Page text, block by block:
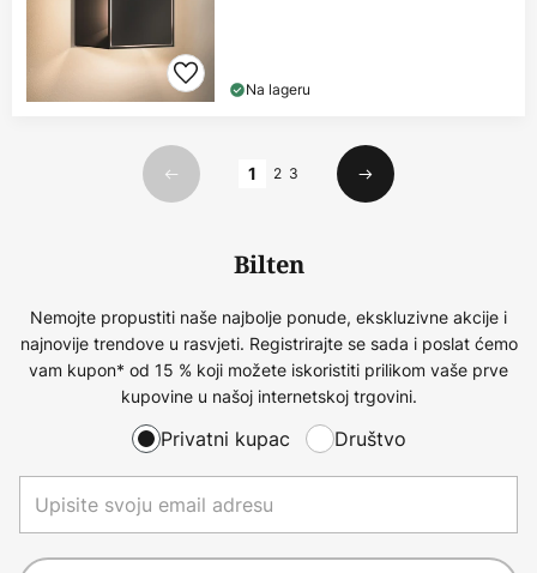
Na lageru
Prethodno
1 2 3
Sljedeći
Bilten
Nemojte propustiti naše najbolje ponude, ekskluzivne akcije i
najnovije trendove u rasvjeti. Registrirajte se sada i poslat ćemo
vam kupon* od 15 % koji možete iskoristiti prilikom vaše prve
kupovine u našoj internetskoj trgovini.
Privatni kupac Društvo